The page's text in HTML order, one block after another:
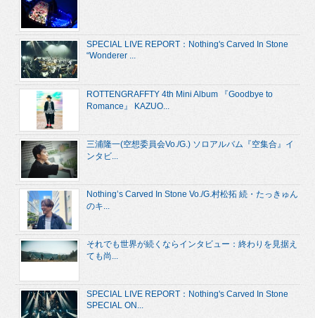
SPECIAL LIVE REPORT：Nothing's Carved In Stone
“Wonderer ...
ROTTENGRAFFTY 4th Mini Album 『Goodbye to
Romance』 KAZUO...
三浦隆一(空想委員会Vo./G.) ソロアルバム『空集合』イ
ンタビ...
Nothing’s Carved In Stone Vo./G.村松拓 続・たっきゅん
のキ...
それでも世界が続くならインタビュー：終わりを見据え
ても尚...
SPECIAL LIVE REPORT：Nothing's Carved In Stone
SPECIAL ON...